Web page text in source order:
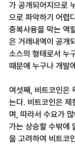
가 공개되어지므로
으로 파악하기 어렵
중복사용을 막는 역
은 거래내역이 공개
소스의 형태로서 누
때문에 누구나 개발
여섯째, 비트코인은
는다. 비트코인은 제
며, 따라서 수요가
가는 상승할 수밖에
을 고려하여 비트코